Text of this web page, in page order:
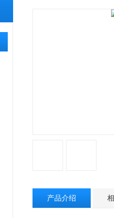
产品介绍